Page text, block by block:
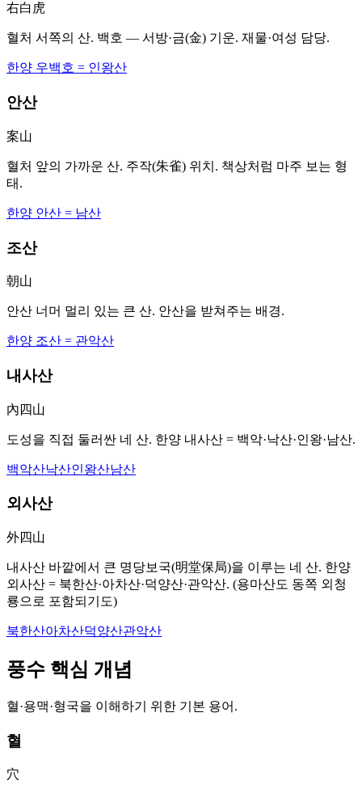
右白虎
혈처 서쪽의 산. 백호 — 서방·금(金) 기운. 재물·여성 담당.
한양 우백호 = 인왕산
안산
案山
혈처 앞의 가까운 산. 주작(朱雀) 위치. 책상처럼 마주 보는 형
태.
한양 안산 = 남산
조산
朝山
안산 너머 멀리 있는 큰 산. 안산을 받쳐주는 배경.
한양 조산 = 관악산
내사산
內四山
도성을 직접 둘러싼 네 산. 한양 내사산 = 백악·낙산·인왕·남산.
백악산낙산인왕산남산
외사산
外四山
내사산 바깥에서 큰 명당보국(明堂保局)을 이루는 네 산. 한양
외사산 = 북한산·아차산·덕양산·관악산. (용마산도 동쪽 외청
룡으로 포함되기도)
북한산아차산덕양산관악산
풍수 핵심 개념
혈·용맥·형국을 이해하기 위한 기본 용어.
혈
穴